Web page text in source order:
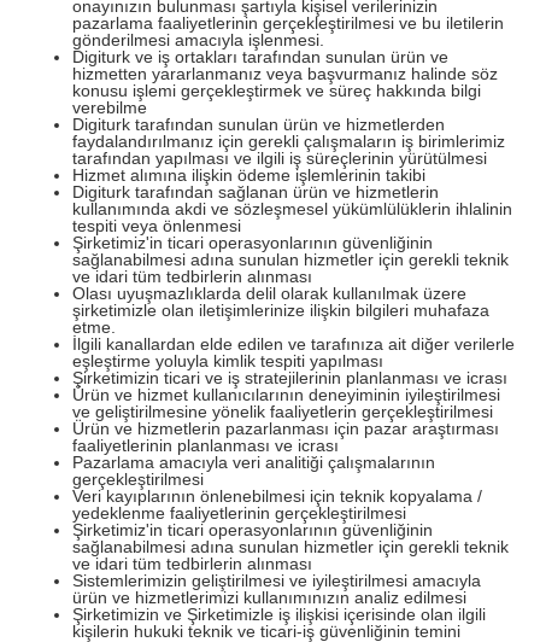
onayınızın bulunması şartıyla kişisel verilerinizin
pazarlama faaliyetlerinin gerçekleştirilmesi ve bu iletilerin
gönderilmesi amacıyla işlenmesi.
Digiturk ve iş ortakları tarafından sunulan ürün ve
hizmetten yararlanmanız veya başvurmanız halinde söz
konusu işlemi gerçekleştirmek ve süreç hakkında bilgi
verebilme
Digiturk tarafından sunulan ürün ve hizmetlerden
faydalandırılmanız için gerekli çalışmaların iş birimlerimiz
tarafından yapılması ve ilgili iş süreçlerinin yürütülmesi
Hizmet alımına ilişkin ödeme işlemlerinin takibi
Digiturk tarafından sağlanan ürün ve hizmetlerin
kullanımında akdi ve sözleşmesel yükümlülüklerin ihlalinin
tespiti veya önlenmesi
Şirketimiz'in ticari operasyonlarının güvenliğinin
sağlanabilmesi adına sunulan hizmetler için gerekli teknik
ve idari tüm tedbirlerin alınması
Olası uyuşmazlıklarda delil olarak kullanılmak üzere
şirketimizle olan iletişimlerinize ilişkin bilgileri muhafaza
etme.
İlgili kanallardan elde edilen ve tarafınıza ait diğer verilerle
eşleştirme yoluyla kimlik tespiti yapılması
Şirketimizin ticari ve iş stratejilerinin planlanması ve icrası
Ürün ve hizmet kullanıcılarının deneyiminin iyileştirilmesi
ve geliştirilmesine yönelik faaliyetlerin gerçekleştirilmesi
Ürün ve hizmetlerin pazarlanması için pazar araştırması
faaliyetlerinin planlanması ve icrası
Pazarlama amacıyla veri analitiği çalışmalarının
gerçekleştirilmesi
Veri kayıplarının önlenebilmesi için teknik kopyalama /
yedeklenme faaliyetlerinin gerçekleştirilmesi
Şirketimiz'in ticari operasyonlarının güvenliğinin
sağlanabilmesi adına sunulan hizmetler için gerekli teknik
ve idari tüm tedbirlerin alınması
Sistemlerimizin geliştirilmesi ve iyileştirilmesi amacıyla
ürün ve hizmetlerimizi kullanımınızın analiz edilmesi
Şirketimizin ve Şirketimizle iş ilişkisi içerisinde olan ilgili
kişilerin hukuki teknik ve ticari-iş güvenliğinin temini